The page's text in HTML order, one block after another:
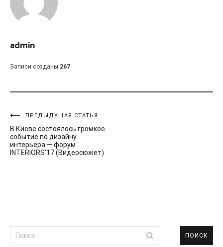
admin
Записи созданы 267
Навигация
по
записям
ПРЕДЫДУЩАЯ СТАТЬЯ
В Киеве состоялось громкое
событие по дизайну
интерьера — форум
INTERIORS‘17 (Видеосюжет)
Найти: